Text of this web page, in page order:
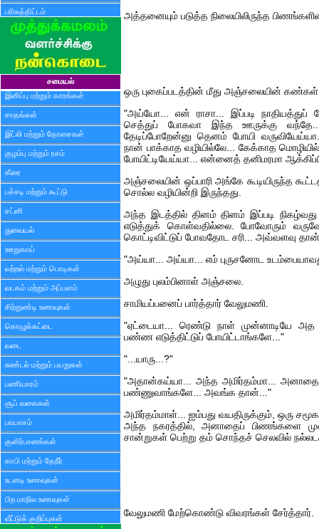
பரிசுத்திட்டம்
சமையல்
இனிப்பு மற்றும் காரங்கள்
சாதங்கள்
இட்லி மற்றும் தோசைகள்
குழம்பு மற்றும் ரசம்
கீரை
பச்சடி மற்றும் கூட்டு
சட்னி
துவையல்
ஊறுகாய்
வற்றல் மற்றும் பொடிகள்
வடகம் மற்றும் அப்பளம்
சிற்றுண்டி உணவுகள்
கொழுக்கட்டை
வடை
சுண்டல் மற்றும் பயறுகள்
பணியாரம்
சூப் வகைகள்
பாயாசம்
குளிர்பானங்கள்
காபி மற்றும் தேநீர்
உடனடி உணவுகள்
பிற மாநில உணவுகள்
வீட்டுக் குறிப்புகள்
அத்தனையும் படுத்த நிலையிலிருந்த
ஒரு புகைப்படத்தின் மீது அஞ்சலையின்
"அய்யோ... என் ராசா... இப்படி நாதியத்துப்
செத்துப் போகவா இந்த ஊருக்கு
தேடிப்போறேன்னு தெனம் போயி
நான் பாக்காத வழியில்லே... கேக்காத
போயிட்டியேய்யா... என்னைத் தனிமரமா
அஞ்சலையின் ஒப்பாரி அங்கே கூடியிருந்த
சொல்ல வழியின்றி இருந்தது.
அந்த இடத்தில் தினம் தினம் இப்படி
எடுத்துக் கொள்வதில்லை. போவோரும்
கொட்டிவிட்டுப் போவதோட சரி... அவ்வளவு
"அய்யா... அய்யா... எம் புருசனோட
அழுது புலம்பினாள் அஞ்சலை.
சாமியப்பனைப் பார்த்தார் வேலுமணி.
"ஏட்டையா... ரெண்டு நாள் முன்னாடியே அத
பண்ண எடுத்திட்டுப் போயிட்டாங்களே..."
"...யாரு...?"
"அதான்கய்யா... அந்த அமிர்தம்மா...
பண்ணுவாங்களே... அவங்க தான்..."
அமிர்தம்மாள்... ஐம்பது வயதிருக்கும், ஒரு
அந்த நகரத்தில், அனாதைப் பிணங்களை
சான்றுகள் பெற்று தம் சொந்தச் செலவில்
வேலுமணி மேற்கொண்டு விவரங்கள் சேர்த்தார்.